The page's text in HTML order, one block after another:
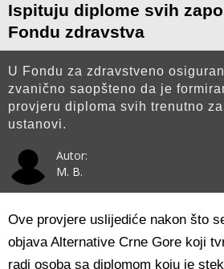
Ispituju diplome svih
Fondu zdravstva
U Fondu za zdravstveno
zvanično saopšteno da je
provjeru diploma svih trenutno
ustanovi.
Autor:
M. B.
Ove provjere uslijediće nakon što
objava Alternative Crne Gore koji
radi osoba sa diplomom koju je